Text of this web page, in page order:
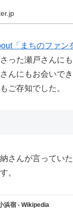
「まちのファン
った瀬戸さんに
んにもお会いで
ご存知でした。
さんが言ってい
。
浜宿 - Wikipedia